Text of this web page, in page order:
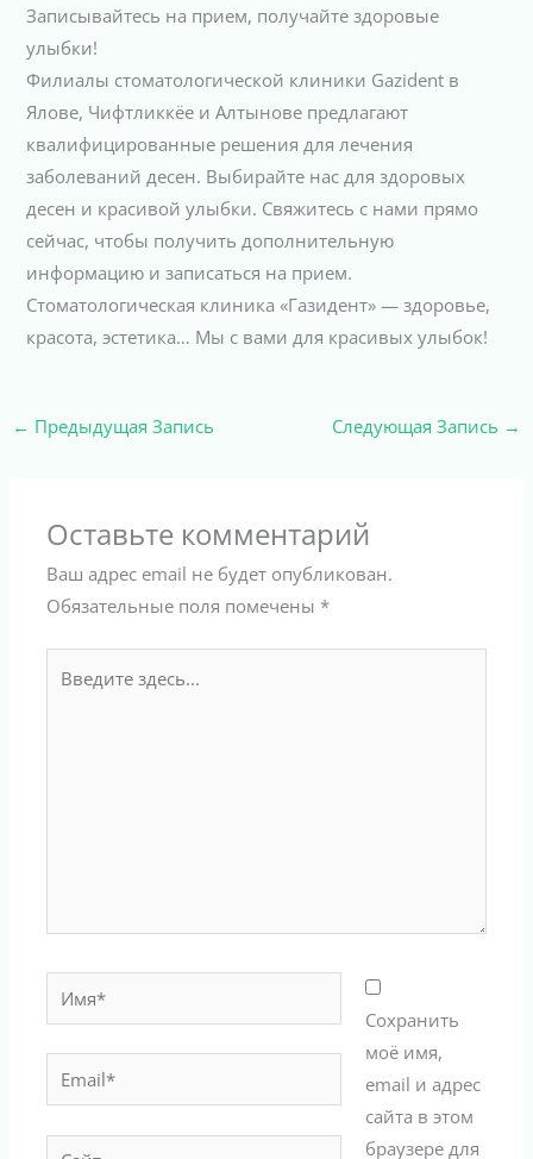
Записывайтесь на прием, получайте здоровые
улыбки!
Филиалы стоматологической клиники Gazident в
Ялове, Чифтликкёе и Алтынове предлагают
квалифицированные решения для лечения
заболеваний десен. Выбирайте нас для здоровых
десен и красивой улыбки. Свяжитесь с нами прямо
сейчас, чтобы получить дополнительную
информацию и записаться на прием.
Стоматологическая клиника «Газидент» — здоровье,
красота, эстетика… Мы с вами для красивых улыбок!
← Предыдущая Запись Следующая Запись →
Оставьте комментарий
Ваш адрес email не будет опубликован.
Обязательные поля помечены *
здесь...
Email*
Сайт
Сохранить
моё имя,
email и адрес
сайта в этом
браузере для